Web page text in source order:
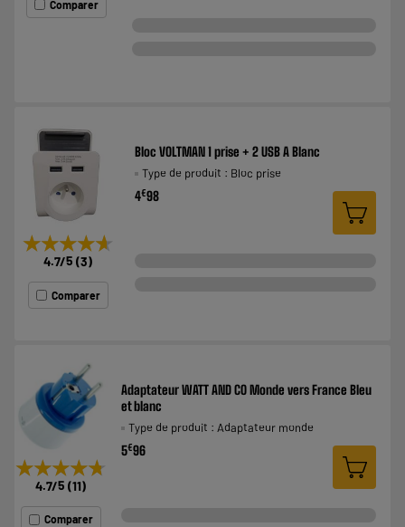
Comparer
★★★★★
★★★★★
4.7/5 (3)
Comparer
Bloc VOLTMAN 1 prise + 2 USB A Blanc
Type de produit : Bloc prise
4€98
★★★★★
★★★★★
4.7/5 (11)
Comparer
Adaptateur WATT AND CO Monde vers France Bleu
et blanc
Type de produit : Adaptateur monde
5€96